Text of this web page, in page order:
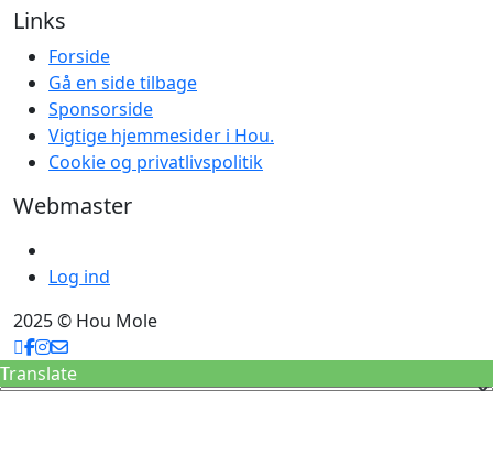
Links
Forside
Gå en side tilbage
Sponsorside
Vigtige hjemmesider i Hou.
Cookie og privatlivspolitik
Webmaster
Log ind
2025 © Hou Mole
Translate